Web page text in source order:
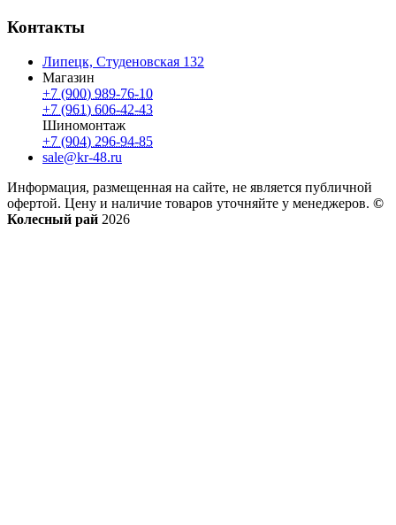
Контакты
Липецк, Студеновская 132
Магазин
+7 (900) 989-76-10
+7 (961) 606-42-43
Шиномонтаж
+7 (904) 296-94-85
sale@kr-48.ru
Информация, размещенная на сайте, не является публичной
офертой. Цену и наличие товаров уточняйте у менеджеров. ©
Колесный рай 2026